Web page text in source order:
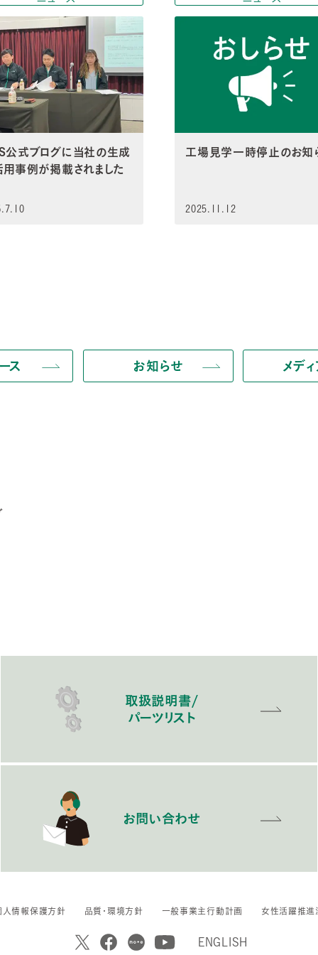
公式ブログに当社の生成
事例が掲載されました
工場見学一時停止のお知
2025.11.12
ス お知らせ メデ
取扱説明書/
パーツリスト
お問い合わせ
人情報保護方針 品質・環境方針 一般事業主行動計画 女性活躍推
ENGLISH